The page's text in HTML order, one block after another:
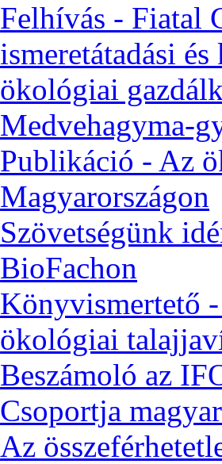
Felhívás - Fiatal
ismeretátadási
ökológiai
Medvehagyma-
Publikáció - Az
Magyarországon
Szövetségünk
BioFachon
Könyvismertető
ökológiai
Beszámoló az
Csoportja
Az